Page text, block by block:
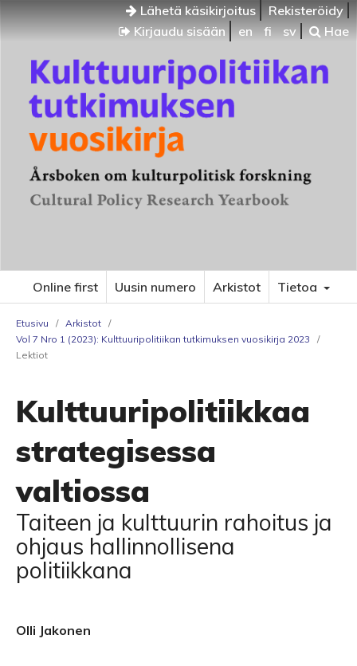
Lähetä käsikirjoitus
Rekisteröidy
Kirjaudu sisään
en fi sv Hae
Online first Uusin numero Arkistot Tietoa
Etusivu / Arkistot /
Vol 7 Nro 1 (2023): Kulttuuripolitiikan tutkimuksen vuosikirja 2023
/
Lektiot
Kulttuuripolitiikkaa
strategisessa
valtiossa
Taiteen ja kulttuurin rahoitus ja
ohjaus hallinnollisena
politiikkana
Olli Jakonen